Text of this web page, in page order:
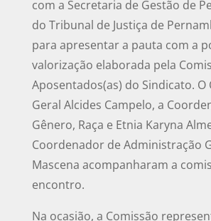
com a Secretaria de Gestão de
do Tribunal de Justiça de
para apresentar a pauta com a
valorização elaborada pela
Aposentados(as) do Sindicato.
Geral Alcides Campelo, a
Gênero, Raça e Etnia Karyna
Coordenador de Administração
Mascena acompanharam a
encontro.
Na ocasião, a Comissão